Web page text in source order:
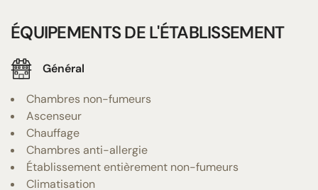
ÉQUIPEMENTS DE L'ÉTABLISSEMENT
Général
Chambres non-fumeurs
Ascenseur
Chauffage
Chambres anti-allergie
Établissement entièrement non-fumeurs
Climatisation